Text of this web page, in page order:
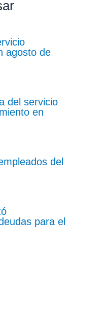
agosto de
del servicio
en
del
para el